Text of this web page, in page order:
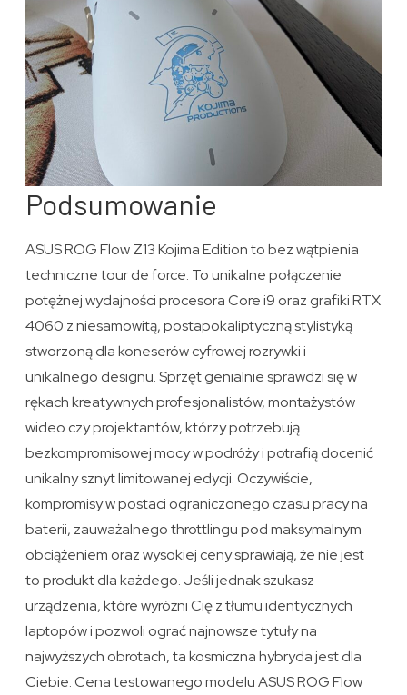
Podsumowanie
ASUS ROG Flow Z13 Kojima Edition to bez wątpienia
techniczne tour de force. To unikalne połączenie
potężnej wydajności procesora Core i9 oraz grafiki RTX
4060 z niesamowitą, postapokaliptyczną stylistyką
stworzoną dla koneserów cyfrowej rozrywki i
unikalnego designu. Sprzęt genialnie sprawdzi się w
rękach kreatywnych profesjonalistów, montażystów
wideo czy projektantów, którzy potrzebują
bezkompromisowej mocy w podróży i potrafią docenić
unikalny sznyt limitowanej edycji. Oczywiście,
kompromisy w postaci ograniczonego czasu pracy na
baterii, zauważalnego throttlingu pod maksymalnym
obciążeniem oraz wysokiej ceny sprawiają, że nie jest
to produkt dla każdego. Jeśli jednak szukasz
urządzenia, które wyróżni Cię z tłumu identycznych
laptopów i pozwoli ograć najnowsze tytuły na
najwyższych obrotach, ta kosmiczna hybryda jest dla
Ciebie. Cena testowanego modelu ASUS ROG Flow